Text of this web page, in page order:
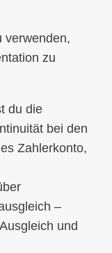
verwenden,
zu
du die
bei den
Zahlerkonto,
–
und